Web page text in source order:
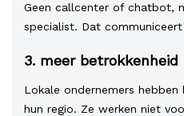
Geen callcenter of chatbot,
specialist. Dat
3. meer betrokkenheid
Lokale ondernemers
hun regio. Ze werken niet